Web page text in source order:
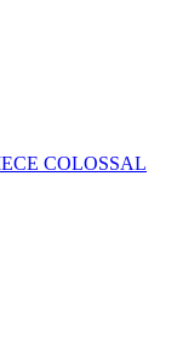
COLOSSAL